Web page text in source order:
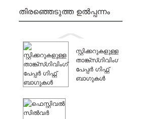
തിരഞ്ഞെടുത്ത ഉൽപ്പന്നം
സ്റ്റിക്കറുകളുള്ള
താങ്ക്സ്ഗിവിംഗ്
പേപ്പർ ഗിഫ്റ്റ്
ബാഗുകൾ